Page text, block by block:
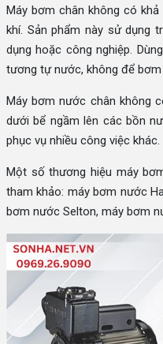
Máy bơm chân không có
khí. Sản phẩm này sử dụng
dụng hoặc công nghiệp.
tương tự nước, không để
Máy bơm nước chân không
dưới bể ngầm lên các bồn
phục vụ nhiều công việc khác.
Một số thương hiệu máy
tham khảo: máy bơm nước
bơm nước Selton, máy bơm